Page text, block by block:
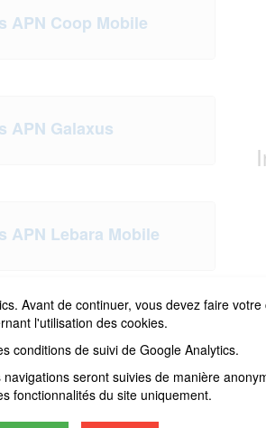
Avant de continuer, vous devez faire votre
l'utilisation des cookies.
conditions de suivi de Google Analytics.
seront suivies de manière
fonctionnalités du site uniquement.
APN Coop Mobile
APN Galaxus
APN Lebara Mobile
APN Lycamobile Suisse